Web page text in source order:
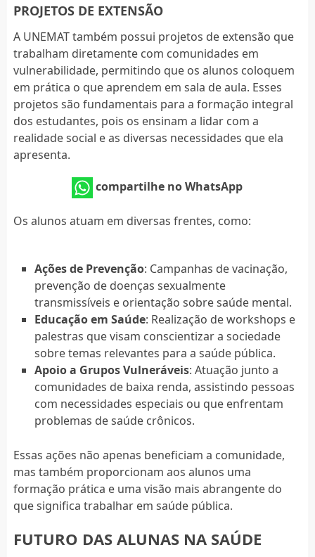
PROJETOS DE EXTENSÃO
A UNEMAT também possui projetos de extensão que
trabalham diretamente com comunidades em
vulnerabilidade, permitindo que os alunos coloquem
em prática o que aprendem em sala de aula. Esses
projetos são fundamentais para a formação integral
dos estudantes, pois os ensinam a lidar com a
realidade social e as diversas necessidades que ela
apresenta.
compartilhe no WhatsApp
Os alunos atuam em diversas frentes, como:
Ações de Prevenção: Campanhas de vacinação,
prevenção de doenças sexualmente
transmissíveis e orientação sobre saúde mental.
Educação em Saúde: Realização de workshops e
palestras que visam conscientizar a sociedade
sobre temas relevantes para a saúde pública.
Apoio a Grupos Vulneráveis: Atuação junto a
comunidades de baixa renda, assistindo pessoas
com necessidades especiais ou que enfrentam
problemas de saúde crônicos.
Essas ações não apenas beneficiam a comunidade,
mas também proporcionam aos alunos uma
formação prática e uma visão mais abrangente do
que significa trabalhar em saúde pública.
FUTURO DAS ALUNAS NA SAÚDE